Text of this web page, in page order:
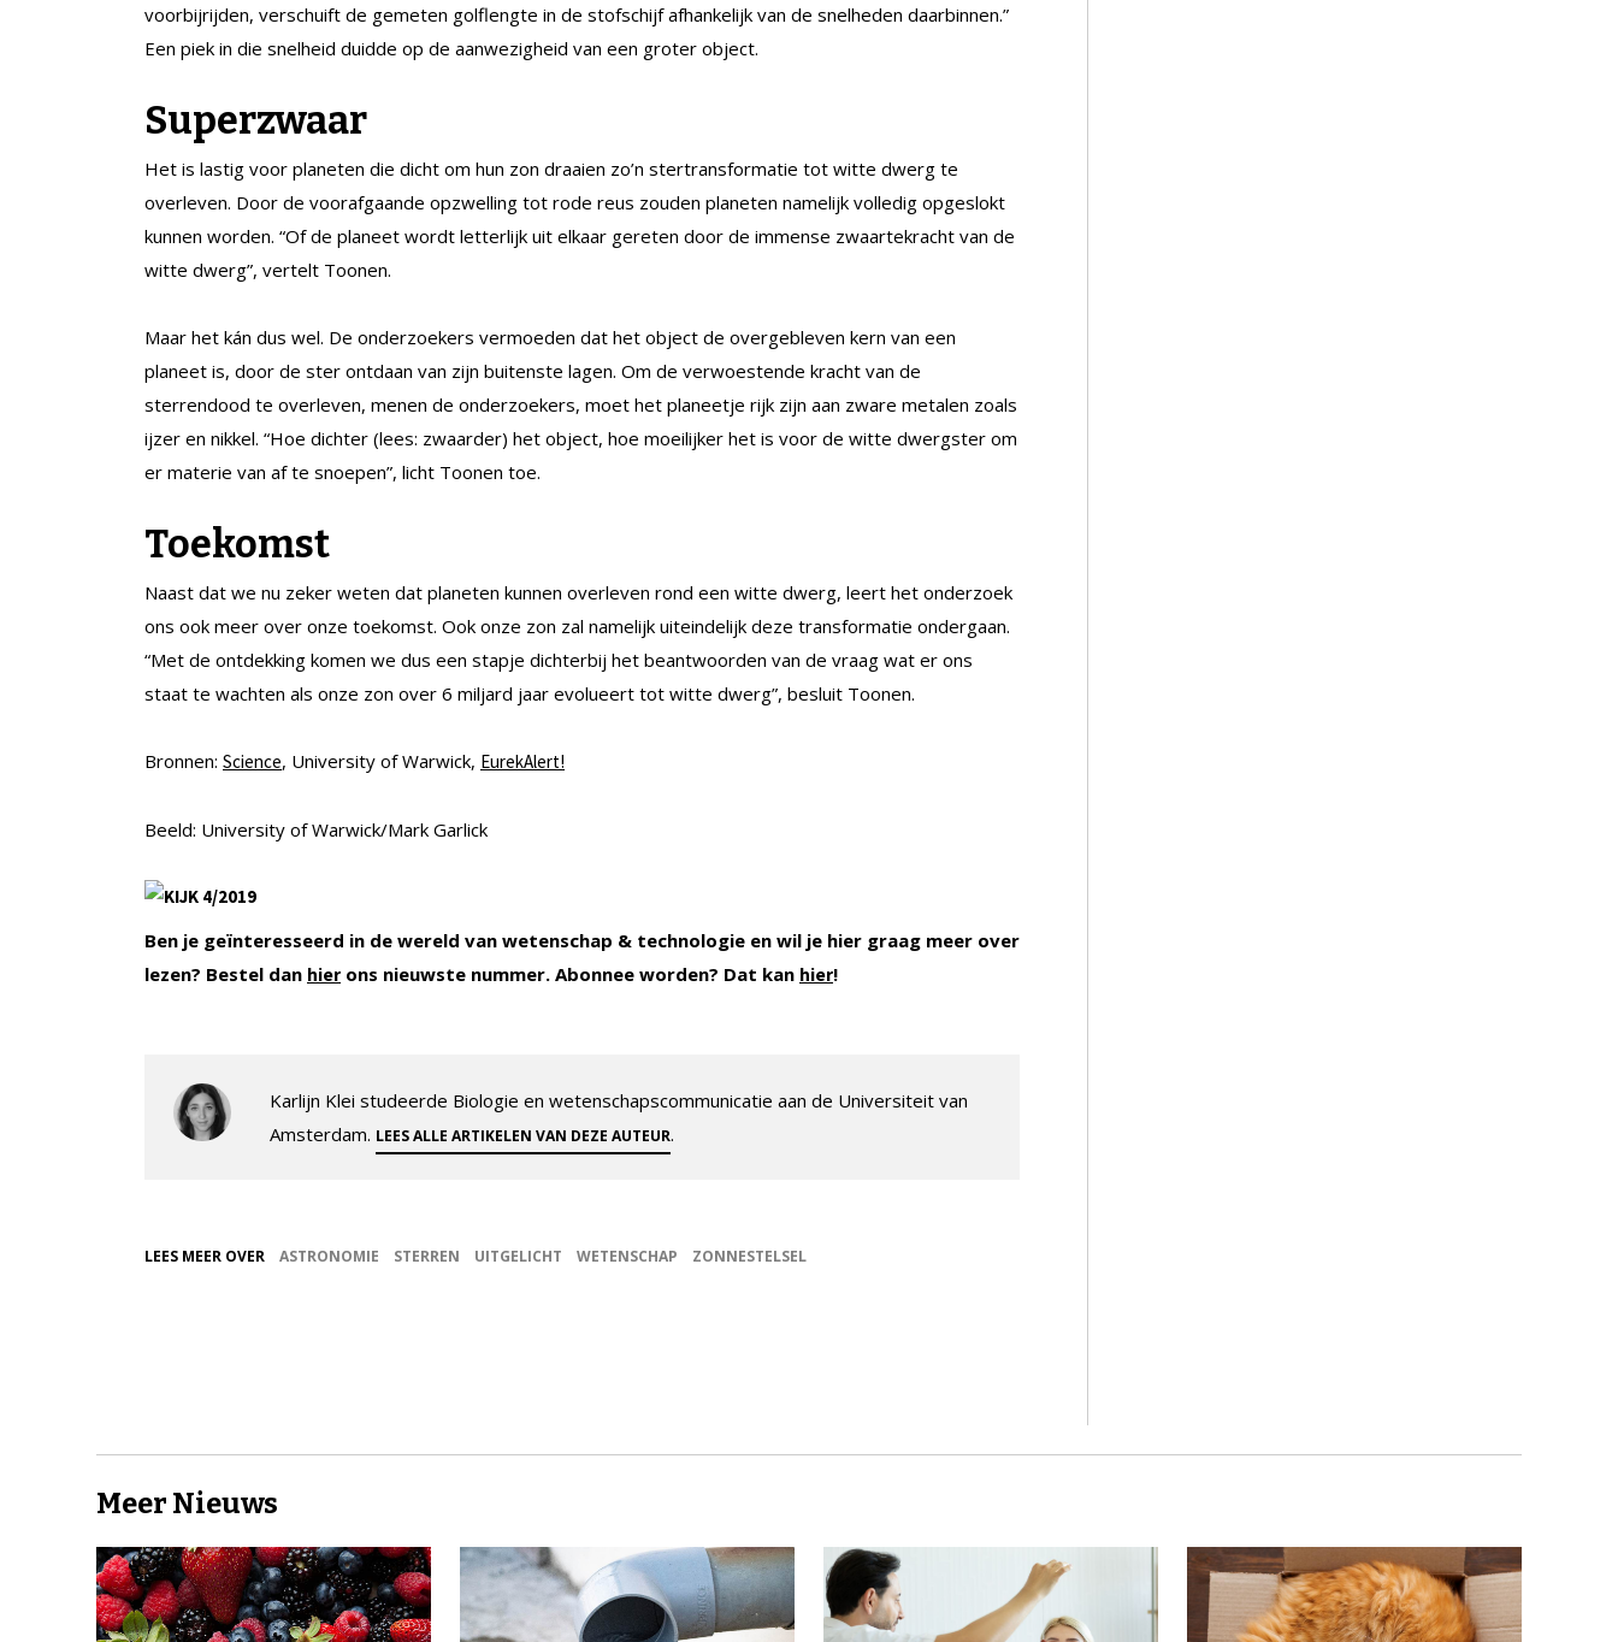
voorbijrijden, verschuift de gemeten golflengte in de stofschijf afhankelijk van de snelheden daarbinnen.”
Een piek in die snelheid duidde op de aanwezigheid van een groter object.
Superzwaar
Het is lastig voor planeten die dicht om hun zon draaien zo’n stertransformatie tot witte dwerg te
overleven. Door de voorafgaande opzwelling tot rode reus zouden planeten namelijk volledig opgeslokt
kunnen worden. “Of de planeet wordt letterlijk uit elkaar gereten door de immense zwaartekracht van de
witte dwerg”, vertelt Toonen.
Maar het kán dus wel. De onderzoekers vermoeden dat het object de overgebleven kern van een
planeet is, door de ster ontdaan van zijn buitenste lagen. Om de verwoestende kracht van de
sterrendood te overleven, menen de onderzoekers, moet het planeetje rijk zijn aan zware metalen zoals
ijzer en nikkel. “Hoe dichter (lees: zwaarder) het object, hoe moeilijker het is voor de witte dwergster om
er materie van af te snoepen”, licht Toonen toe.
Toekomst
Naast dat we nu zeker weten dat planeten kunnen overleven rond een witte dwerg, leert het onderzoek
ons ook meer over onze toekomst. Ook onze zon zal namelijk uiteindelijk deze transformatie ondergaan.
“Met de ontdekking komen we dus een stapje dichterbij het beantwoorden van de vraag wat er ons
staat te wachten als onze zon over 6 miljard jaar evolueert tot witte dwerg”, besluit Toonen.
Bronnen: Science, University of Warwick, EurekAlert!
Beeld: University of Warwick/Mark Garlick
Ben je geïnteresseerd in de wereld van wetenschap & technologie en wil je hier graag meer over
lezen? Bestel dan hier ons nieuwste nummer. Abonnee worden? Dat kan hier!
Karlijn Klei studeerde Biologie en wetenschapscommunicatie aan de Universiteit van
Amsterdam. LEES ALLE ARTIKELEN VAN DEZE AUTEUR.
LEES MEER OVER ASTRONOMIE STERREN UITGELICHT WETENSCHAP ZONNESTELSEL
Meer Nieuws